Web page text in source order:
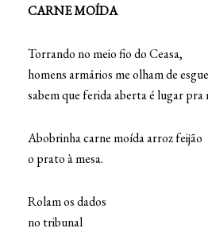
CARNE MOÍDA
Torrando no meio fio do Ceasa,
homens armários me olham de
sabem que ferida aberta é lugar pra
Abobrinha carne moída arroz feijão
o prato à mesa.
Rolam os dados
no tribunal